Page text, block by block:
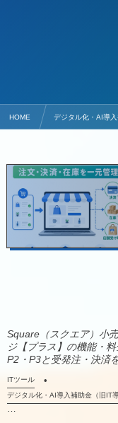
HOME デジタル化・AI導入
Square（スクエア）小
ジ【プラス】の機能・料
P2・P3と受発注・決済
ITツール
デジタル化・AI導入補助金（旧IT
…